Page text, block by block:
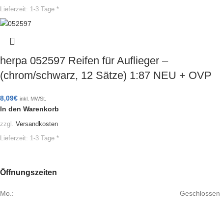
Lieferzeit: 1-3 Tage *
herpa 052597 Reifen für Auflieger –
(chrom/schwarz, 12 Sätze) 1:87 NEU + OVP
8,09€ inkl. MWSt.
In den Warenkorb
zzgl. Versandkosten
Lieferzeit: 1-3 Tage *
Öffnungszeiten
Mo.: Geschlossen